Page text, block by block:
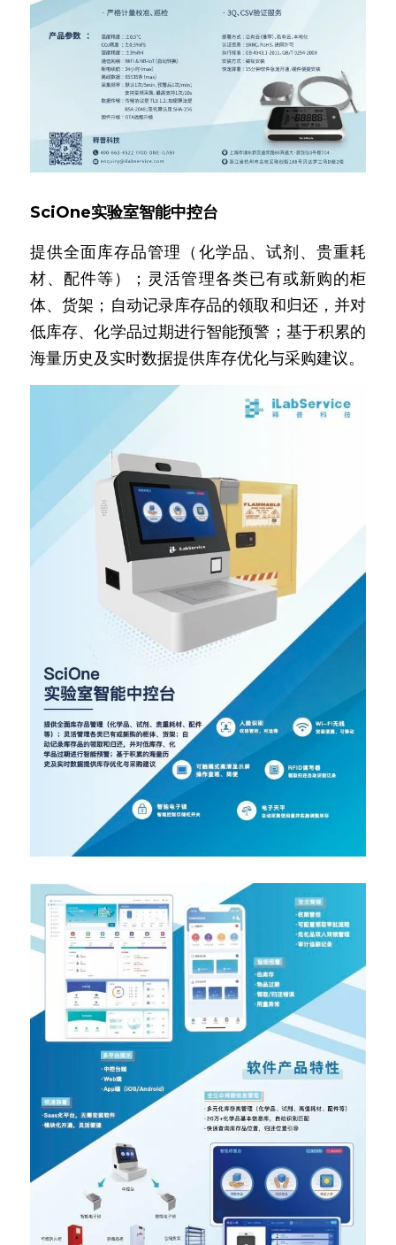
SciOne实验室智能中控台
提供全面库存品管理（化学品、试剂、贵重耗
材、配件等）；灵活管理各类已有或新购的柜
体、货架；自动记录库存品的领取和归还，并对
低库存、化学品过期进行智能预警；基于积累的
海量历史及实时数据提供库存优化与采购建议。